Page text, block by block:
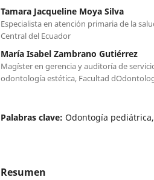
Tamara Jacqueline Moya Silva
Especialista en atención primaria de la
Central del Ecuador
María Isabel Zambrano Gutiérrez
Magíster en gerencia y auditoría de
odontología estética, Facultad
Palabras clave: Odontogía
Resumen